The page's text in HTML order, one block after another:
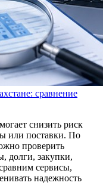
сравнение
снизить риск
или поставки. По
проверить
долги, закупки,
сервисы,
надежность